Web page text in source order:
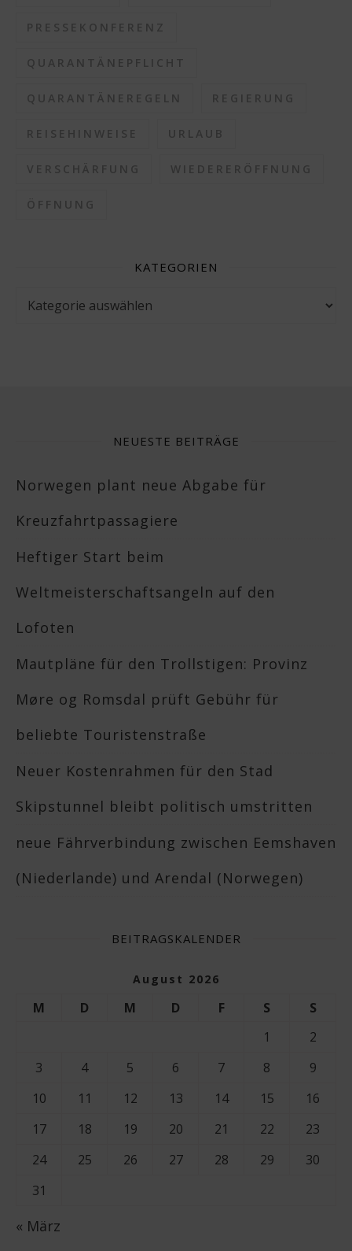
PRESSEKONFERENZ
QUARANTÄNEPFLICHT
QUARANTÄNEREGELN REGIERUNG
REISEHINWEISE URLAUB
VERSCHÄRFUNG WIEDERERÖFFNUNG
ÖFFNUNG
KATEGORIEN
NEUESTE BEITRÄGE
Norwegen plant neue Abgabe für
Kreuzfahrtpassagiere
Heftiger Start beim
Weltmeisterschaftsangeln auf den
Lofoten
Mautpläne für den Trollstigen: Provinz
Møre og Romsdal prüft Gebühr für
beliebte Touristenstraße
Neuer Kostenrahmen für den Stad
Skipstunnel bleibt politisch umstritten
neue Fährverbindung zwischen Eemshaven
(Niederlande) und Arendal (Norwegen)
BEITRAGSKALENDER
August 2026
M D M D F S
S
1
2
3
4 5 6 7 8
9
10
11 12 13 14 15
16
17
18 19 20 21 22
23
24
25 26 27 28 29
30
31
« März